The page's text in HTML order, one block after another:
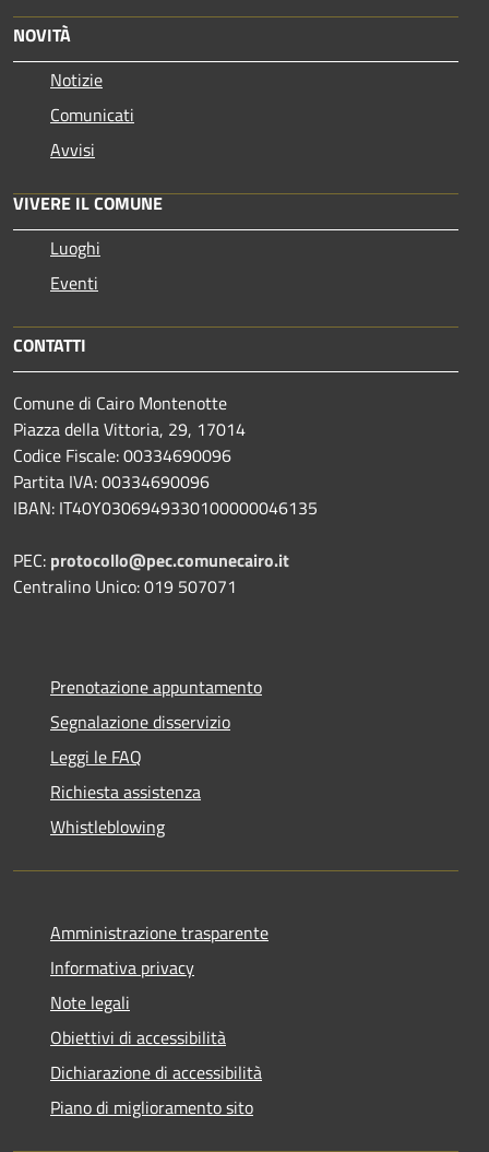
NOVITÀ
Notizie
Comunicati
Avvisi
VIVERE IL COMUNE
Luoghi
Eventi
CONTATTI
Comune di Cairo Montenotte
Piazza della Vittoria, 29, 17014
Codice Fiscale: 00334690096
Partita IVA: 00334690096
IBAN: IT40Y0306949330100000046135
PEC: protocollo@pec.comunecairo.it
Centralino Unico: 019 507071
Prenotazione appuntamento
Segnalazione disservizio
Leggi le FAQ
Richiesta assistenza
Whistleblowing
Amministrazione trasparente
Informativa privacy
Note legali
Obiettivi di accessibilità
Dichiarazione di accessibilità
Piano di miglioramento sito